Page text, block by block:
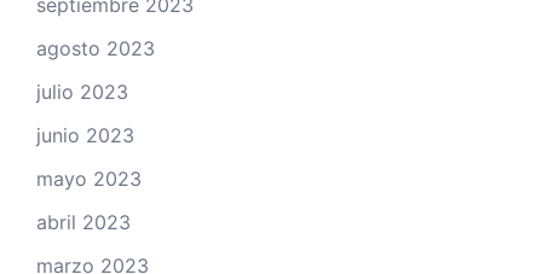
septiembre 2023
agosto 2023
julio 2023
junio 2023
mayo 2023
abril 2023
marzo 2023